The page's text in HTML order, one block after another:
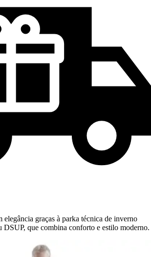
graças à parka técnica de inverno
DSUP, que combina conforto e estilo moderno.